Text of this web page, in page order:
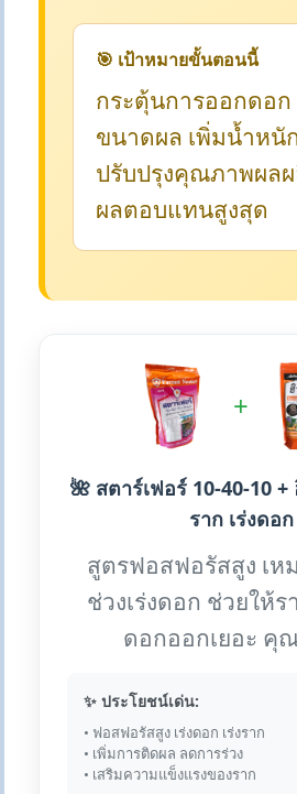
🎯 เป้าหมายขั้นตอนนี้
กระตุ้นการออกดอก
ขนาดผล เพิ่มน้ำหนั
ปรับปรุงคุณภาพผลผ
ผลตอบแทนสูงสุด
+
🌺 สตาร์เฟอร์ 10-40-10 +
ราก เร่งดอก
สูตรฟอสฟอรัสสูง เห
ช่วงเร่งดอก ช่วยให้
ดอกออกเยอะ คุ
✨ ประโยชน์เด่น:
• ฟอสฟอรัสสูง เร่งดอก เร่งราก
• เพิ่มการติดผล ลดการร่วง
• เสริมความแข็งแรงของราก